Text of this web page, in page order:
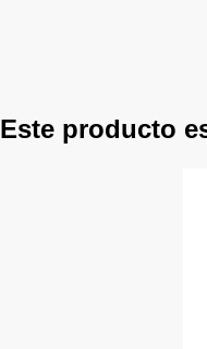
Este producto